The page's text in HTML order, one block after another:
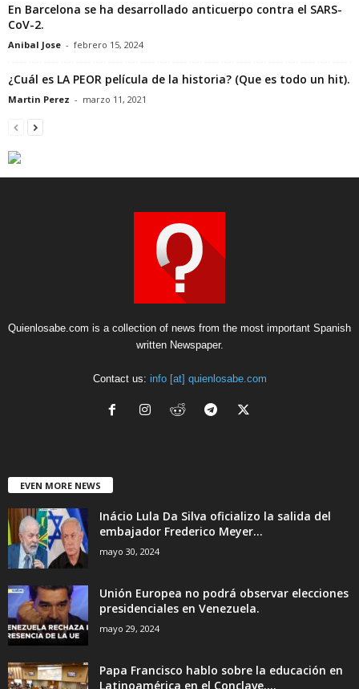
En Barcelona se ha desarrollado anticuerpo contra el SARS-
CoV-2.
Anibal Jose - febrero 15, 2024
¿Cuál es LA PEOR película de la historia? (Que es todo un hit).
Martin Perez - marzo 11, 2021
Quienlosabe.com is a collection of news from the most important Spanish
written Newspaper.
Contact us: info [at] quienlosabe.com
EVEN MORE NEWS
Inácio Lula Da Silva oficializo la salida del
embajador Frederico Meyer...
mayo 30, 2024
Unión Europea no podrá observar elecciones
presidenciales en Venezuela.
mayo 29, 2024
Papa Francisco hablo sobre la educación en
Latinoamérica en el Conclave....